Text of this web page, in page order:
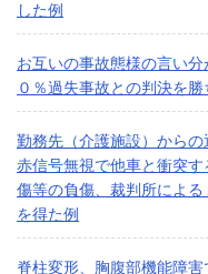
した例
お互いの事故態様の言い
０％過失事故との判決を勝
勤務先（介護施設）から
赤信号無視で他車と衝突
傷等の負傷、裁判所によ
を得た例
脊柱変形、胸腹部機能障